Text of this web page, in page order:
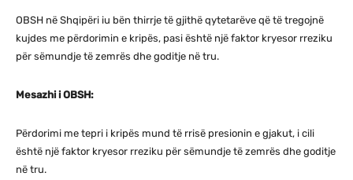
OBSH në Shqipëri iu bën thirrje të gjithë qytetarëve që të tregojnë
kujdes me përdorimin e kripës, pasi është një faktor kryesor rreziku
për sëmundje të zemrës dhe goditje në tru.
Mesazhi i OBSH:
Përdorimi me tepri i kripës mund të rrisë presionin e gjakut, i cili
është një faktor kryesor rreziku për sëmundje të zemrës dhe goditje
në tru.